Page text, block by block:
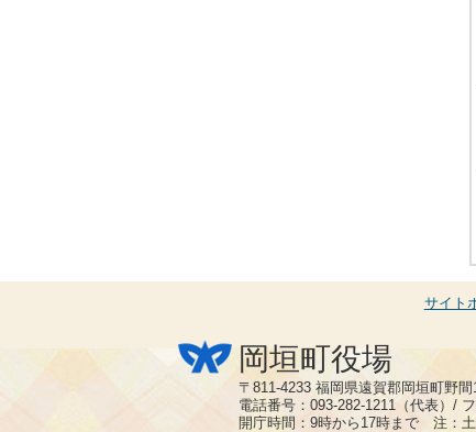
サイト
岡垣町役場
〒811-4233 福岡県遠賀郡岡垣町野
電話番号：093-282-1211（代表）/
開庁時間：9時から17時まで 注：土